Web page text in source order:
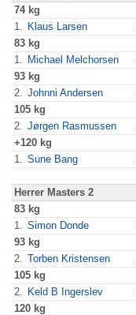
74 kg
1. Klaus Larsen
83 kg
1. Michael Melchorsen
93 kg
2. Johnni Andersen
105 kg
2. Jørgen Rasmussen
+120 kg
1. Sune Bang
Herrer Masters 2
83 kg
1. Simon Donde
93 kg
2. Torben Kristensen
105 kg
2. Keld B Ingerslev
120 kg